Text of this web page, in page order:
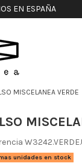
EN ESPAÑA
MISCELANEA VERDE
unidades en stock